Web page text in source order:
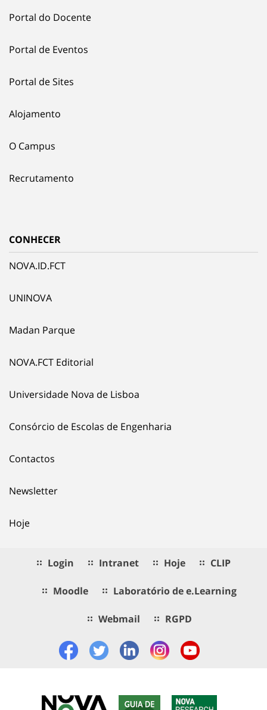
Portal do Docente
Portal de Eventos
Portal de Sites
Alojamento
O Campus
Recrutamento
CONHECER
NOVA.ID.FCT
UNINOVA
Madan Parque
NOVA.FCT Editorial
Universidade Nova de Lisboa
Consórcio de Escolas de Engenharia
Contactos
Newsletter
Hoje
Login Intranet Hoje CLIP
Moodle Laboratório de e.Learning
Webmail RGPD